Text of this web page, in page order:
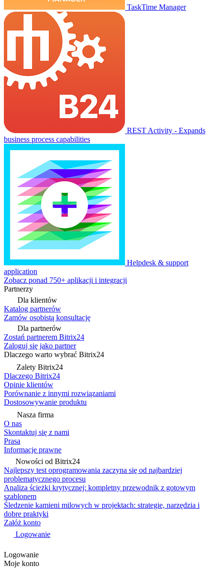
TaskTime Manager
REST Activity - Expands
business process capabilities
Helpdesk & support
application
Zobacz ponad 750+ aplikacji i integracji
Partnerzy
Dla klientów
Katalog partnerów
Zamów osobistą konsultację
Dla partnerów
Zostań partnerem Bitrix24
Zaloguj się jako partner
Dlaczego warto wybrać Bitrix24
Zalety Bitrix24
Dlaczego Bitrix24
Opinie klientów
Porównanie z innymi rozwiązaniami
Dostosowywanie produktu
Nasza firma
O nas
Skontaktuj się z nami
Prasa
Informacje prawne
Nowości od Bitrix24
Najlepszy test oprogramowania zaczyna się od najbardziej
problematycznego procesu
Analiza ścieżki krytycznej: kompletny przewodnik z gotowym
szablonem
Śledzenie kamieni milowych w projektach: strategie, narzędzia i
dobre praktyki
Załóż konto
Logowanie
Logowanie
Moje konto